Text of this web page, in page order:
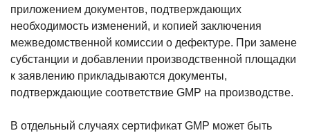
приложением документов, подтверждающих
необходимость изменений, и копией заключения
межведомственной комиссии о дефектуре. При замене
субстанции и добавлении производственной площадки
к заявлению прикладываются документы,
подтверждающие соответствие GMP на производстве.
В отдельный случаях сертификат GMP может быть